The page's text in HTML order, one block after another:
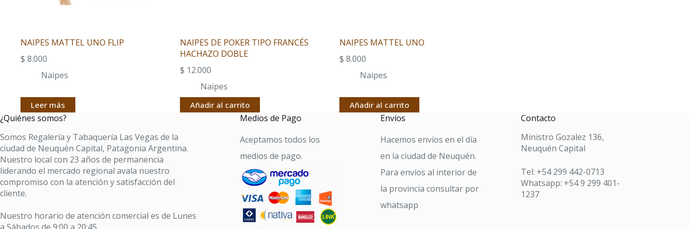
NAIPES MATTEL UNO FLIP
$ 8.000
Naipes
Leer más
NAIPES DE POKER TIPO FRANCÉS
HACHAZO DOBLE
$ 12.000
Naipes
Añadir al carrito
NAIPES MATTEL UNO
$ 8.000
Naipes
Añadir al carrito
¿Quiénes somos?
Somos Regalería y Tabaquería Las Vegas de la
ciudad de Neuquén Capital, Patagonia Argentina.
Nuestro local con 23 años de permanencia
liderando el mercado regional avala nuestro
compromiso con la atención y satisfacción del
cliente.
Nuestro horario de atención comercial es de Lunes
Medios de Pago
Aceptamos todos los
medios de pago.
Envíos
Hacemos envíos en el día
en la ciudad de Neuquén.
Para envíos al interior de
la provincia consultar por
whatsapp
Contacto
Ministro Gozalez 136,
Neuquén Capital
Tel: +54 299 442-0713
Whatsapp: +54 9 299 401-
1237